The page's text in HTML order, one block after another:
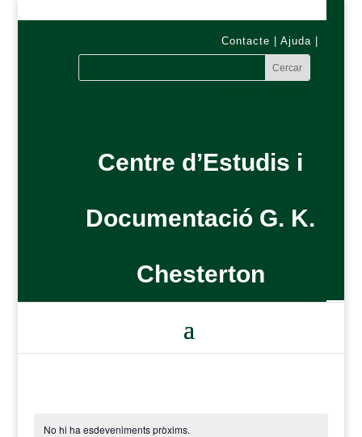
Contacte Ajuda|
Centre d’Estudis i
Documentació G. K.
Chesterton
No hi ha esdeveniments pròxims.